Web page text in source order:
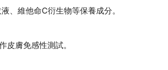
、維他命C衍生物等保養成分。
皮膚免感性測試。